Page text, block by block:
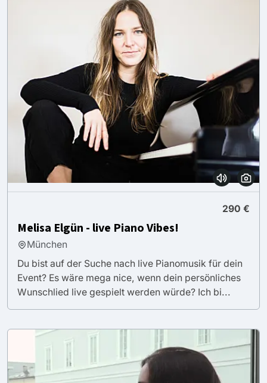
290 €
Melisa Elgün - live Piano Vibes!
München
Du bist auf der Suche nach live Pianomusik für dein
Event? Es wäre mega nice, wenn dein persönliches
Wunschlied live gespielt werden würde? Ich bi...